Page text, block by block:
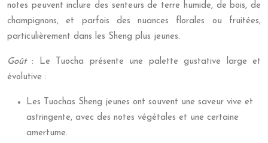
notes peuvent inclure des senteurs de terre humide, de bois, de
champignons, et parfois des nuances florales ou fruitées,
particulièrement dans les Sheng plus jeunes.
Goût : Le Tuocha présente une palette gustative large et
évolutive :
Les Tuochas Sheng jeunes ont souvent une saveur vive et
astringente, avec des notes végétales et une certaine
amertume.